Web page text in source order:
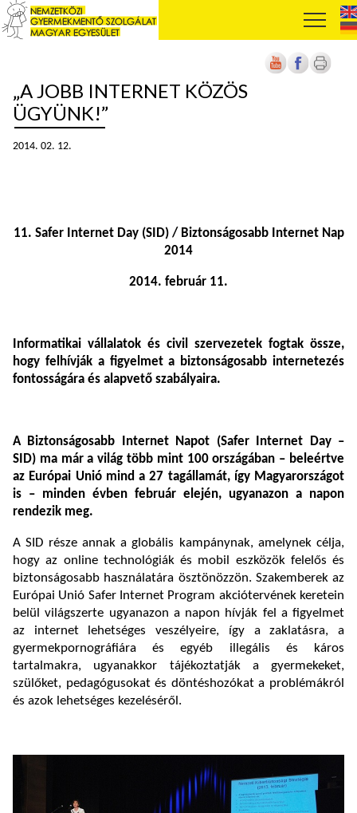
„A JOBB INTERNET KÖZÖS
ÜGYÜNK!”
2014. 02. 12.
11. Safer Internet Day (SID) / Biztonságosabb Internet Nap
2014
2014. február 11.
Informatikai vállalatok és civil szervezetek fogtak össze,
hogy felhívják a figyelmet a biztonságosabb internetezés
fontosságára és alapvető szabályaira.
A Biztonságosabb Internet Napot (Safer Internet Day –
SID) ma már a világ több mint 100 országában – beleértve
az Európai Unió mind a 27 tagállamát, így Magyarországot
is – minden évben február elején, ugyanazon a napon
rendezik meg.
A SID része annak a globális kampánynak, amelynek célja,
hogy az online technológiák és mobil eszközök felelős és
biztonságosabb használatára ösztönözzön. Szakemberek az
Európai Unió Safer Internet Program akciótervének keretein
belül világszerte ugyanazon a napon hívják fel a figyelmet
az internet lehetséges veszélyeire, így a zaklatásra, a
gyermekpornográfiára és egyéb illegális és káros
tartalmakra, ugyanakkor tájékoztatják a gyermekeket,
szülőket, pedagógusokat és döntéshozókat a problémákról
és azok lehetséges kezeléséről.